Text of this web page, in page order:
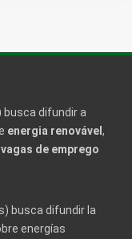
busca difundir a
energia renovável ,
vagas de emprego
busca difundir la
energías